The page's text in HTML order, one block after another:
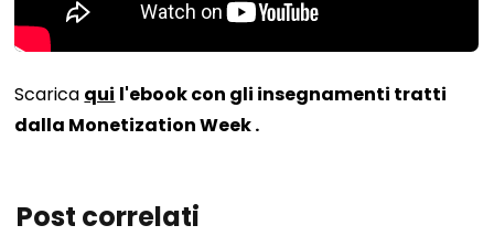
Scarica qui l'ebook con gli insegnamenti tratti
dalla Monetization Week.
Post correlati